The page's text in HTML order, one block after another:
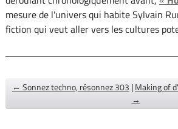
mesure de l'univers qui habite Sylvain
fiction qui veut aller vers les cultures
← Sonnez techno, résonnez 303 |Making of
→